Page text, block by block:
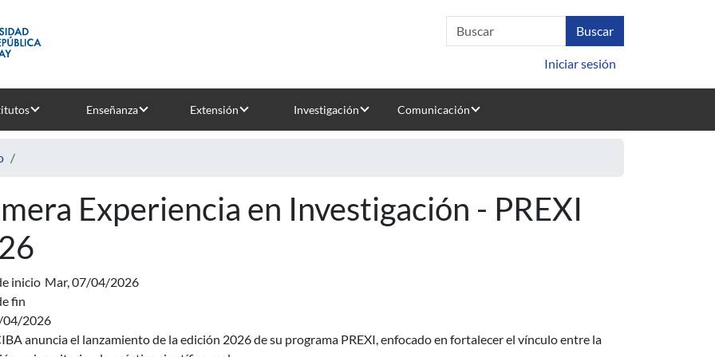
Iniciar sesión
Enseñanza Extensión Investigación Comunicación
Experiencia en Investigación - PREXI
inicio Mar, 07/04/2026
fin
04/2026
anuncia el lanzamiento de la edición 2026 de su programa PREXI, enfocado en fortalecer el vínculo entre la